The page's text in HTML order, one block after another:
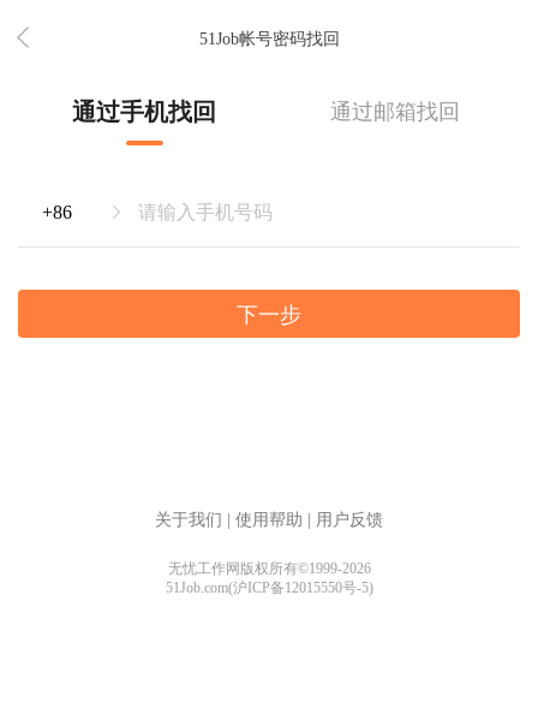
51Job帐号密码找回
通过手机找回 通过邮箱找回
下一步
关于我们 使用帮助 用户反馈
无忧工作网版权所有©1999-2026
51Job.com(沪ICP备12015550号-5)